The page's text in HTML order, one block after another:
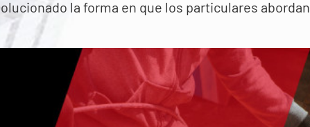
la forma en que los particulares abordan